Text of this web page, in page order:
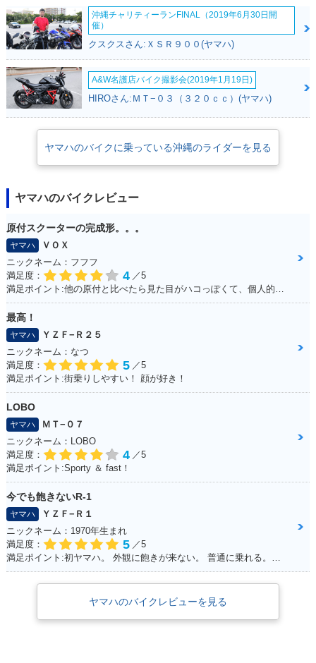
沖縄チャリティーランFINAL（2019年6月30日開
催）
クスクスさん:ＸＳＲ９００(ヤマハ)
A&W名護店バイク撮影会(2019年1月19日)
HIROさん:ＭＴ−０３（３２０ｃｃ）(ヤマハ)
ヤマハのバイクに乗っている沖縄のライダーを見る
ヤマハのバイクレビュー
原付スクーターの完成形。。。
ヤマハ
ＶＯＸ
ニックネーム：フフフ
満足度：
4 ／5
満足ポイント:他の原付と比べたら見た目がハコっぽくて、個人的に好みのデザインだった為3年程前に購入。 毎日通勤の足に利用していますが、これといった不都合もなく、いつも快適な通勤ができています。 特にシートが長く広いので、私(180cmの男性)でもゆったり座れて、たまにする遠出でも疲れにくいです。
最高！
ヤマハ
ＹＺＦ−Ｒ２５
ニックネーム：なつ
満足度：
5 ／5
満足ポイント:街乗りしやすい！ 顔が好き！
LOBO
ヤマハ
ＭＴ−０７
ニックネーム：LOBO
満足度：
4 ／5
満足ポイント:Sporty ＆ fast！
今でも飽きないR-1
ヤマハ
ＹＺＦ−Ｒ１
ニックネーム：1970年生まれ
満足度：
5 ／5
満足ポイント:初ヤマハ。 外観に飽きが来ない。 普通に乗れる。早いけど安全運転。 SSから離れられない。 以外と疲れない。 特に不満なし。みんな見る。 自分にはちょうどいい。YAMAHA。
ヤマハのバイクレビューを見る